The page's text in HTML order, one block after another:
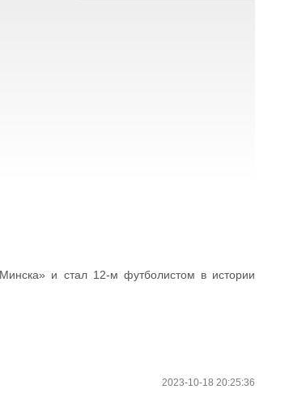
и стал 12-м футболистом в истории
2023-10-18 20:25:36